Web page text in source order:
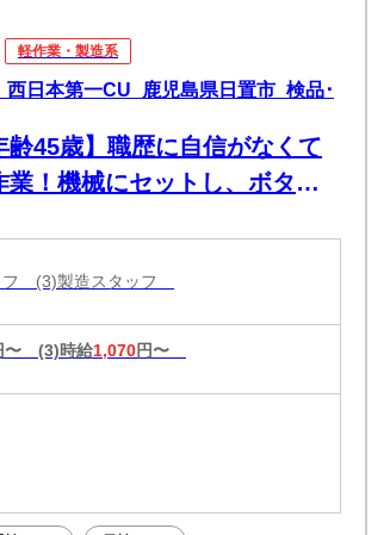
軽作業・製造系
日本第一CU_鹿児島県日置市_検品･
齢45歳】職歴に自信がなくて
！機械にセットし、ボタン
フ (3)製造スタッフ
〜 (3)時給1,070円〜